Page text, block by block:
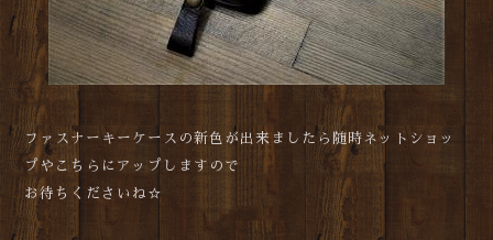
ファスナーキーケースの新色が出来ましたら随時ネットショッ
プやこちらにアップしますので
お待ちくださいね☆